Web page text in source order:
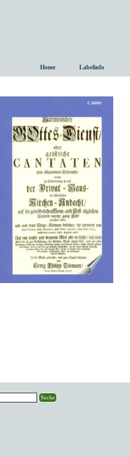
Home Labelinfo
Suche